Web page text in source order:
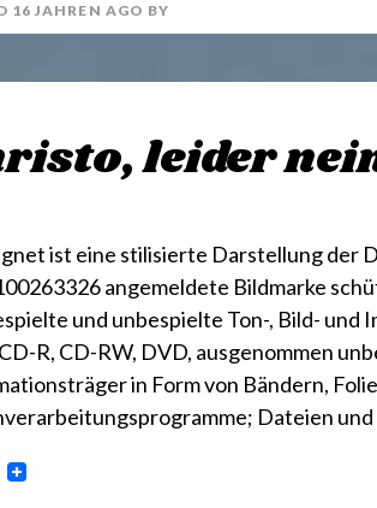
16 JAHREN AGO BY
leider
ist eine stilisierte Darstellung der
angemeldete Bildmarke
und unbespielte Ton-, Bild-
R, CD-RW, DVD, ausgenommen
in Form von Bändern,
Dateien
E